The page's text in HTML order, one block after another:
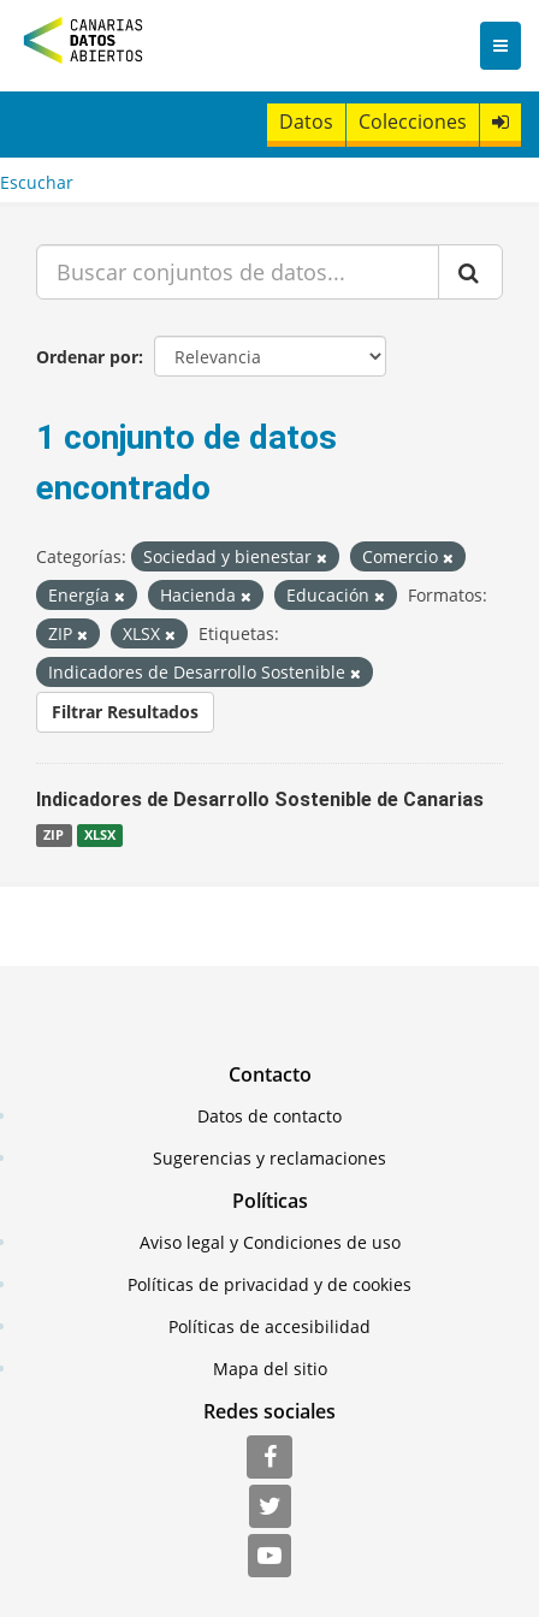
n
t
Datos Colecciones
Escuchar
Ordenar por
1 conjunto de datos
encontrado
Categorías: Sociedad y bienestar
Comercio
Energía
Hacienda Educación
Formatos:
ZIP
XLSX
Etiquetas:
Indicadores de Desarrollo Sostenible
Filtrar Resultados
Indicadores de Desarrollo Sostenible de Canarias
ZIP XLSX
Contacto
Datos de contacto
Sugerencias y reclamaciones
Políticas
Aviso legal y Condiciones de uso
Políticas de privacidad y de cookies
Políticas de accesibilidad
Mapa del sitio
Redes sociales